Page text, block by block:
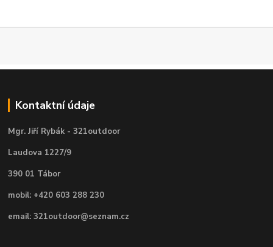
Kontaktní údaje
Mgr. Jiří Rybák - 321outdoor
Laudova 1227/9
390 01 Tábor
mobil: +420 603 288 230
email: 321outdoor@seznam.cz